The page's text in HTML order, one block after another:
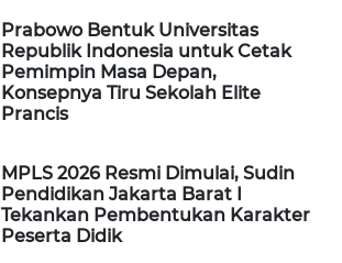
Prabowo Bentuk Universitas
Republik Indonesia untuk Cetak
Pemimpin Masa Depan,
Konsepnya Tiru Sekolah Elite
Prancis
MPLS 2026 Resmi Dimulai, Sudin
Pendidikan Jakarta Barat I
Tekankan Pembentukan Karakter
Peserta Didik